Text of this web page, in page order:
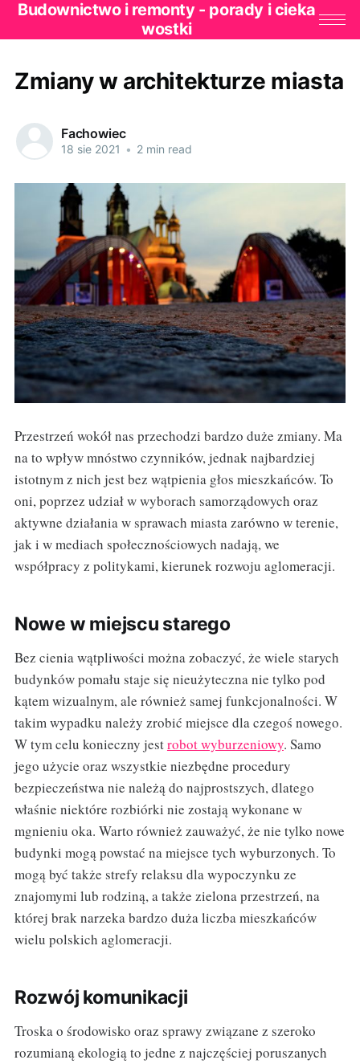
Budownictwo i remonty - porady i cieka
wostki
Zmiany w architekturze miasta
Fachowiec
18 sie 2021 • 2 min read
Przestrzeń wokół nas przechodzi bardzo duże zmiany. Ma
na to wpływ mnóstwo czynników, jednak najbardziej
istotnym z nich jest bez wątpienia głos mieszkańców. To
oni, poprzez udział w wyborach samorządowych oraz
aktywne działania w sprawach miasta zarówno w terenie,
jak i w mediach społecznościowych nadają, we
współpracy z politykami, kierunek rozwoju aglomeracji.
Nowe w miejscu starego
Bez cienia wątpliwości można zobaczyć, że wiele starych
budynków pomału staje się nieużyteczna nie tylko pod
kątem wizualnym, ale również samej funkcjonalności. W
takim wypadku należy zrobić miejsce dla czegoś nowego.
W tym celu konieczny jestrobot wyburzeniowy. Samo
jego użycie oraz wszystkie niezbędne procedury
bezpieczeństwa nie należą do najprostszych, dlatego
właśnie niektóre rozbiórki nie zostają wykonane w
mgnieniu oka. Warto również zauważyć, że nie tylko nowe
budynki mogą powstać na miejsce tych wyburzonych. To
mogą być także strefy relaksu dla wypoczynku ze
znajomymi lub rodziną, a także zielona przestrzeń, na
której brak narzeka bardzo duża liczba mieszkańców
wielu polskich aglomeracji.
Rozwój komunikacji
Troska o środowisko oraz sprawy związane z szeroko
rozumianą ekologią to jedne z najczęściej poruszanych